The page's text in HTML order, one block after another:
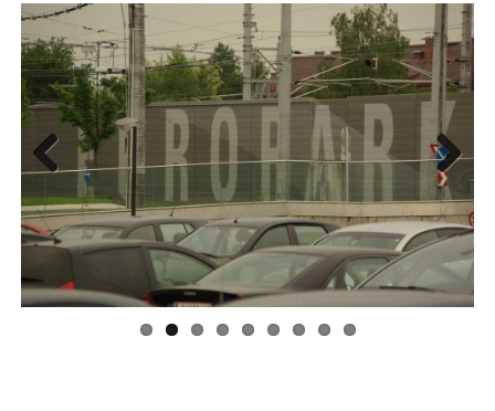
Previous Next